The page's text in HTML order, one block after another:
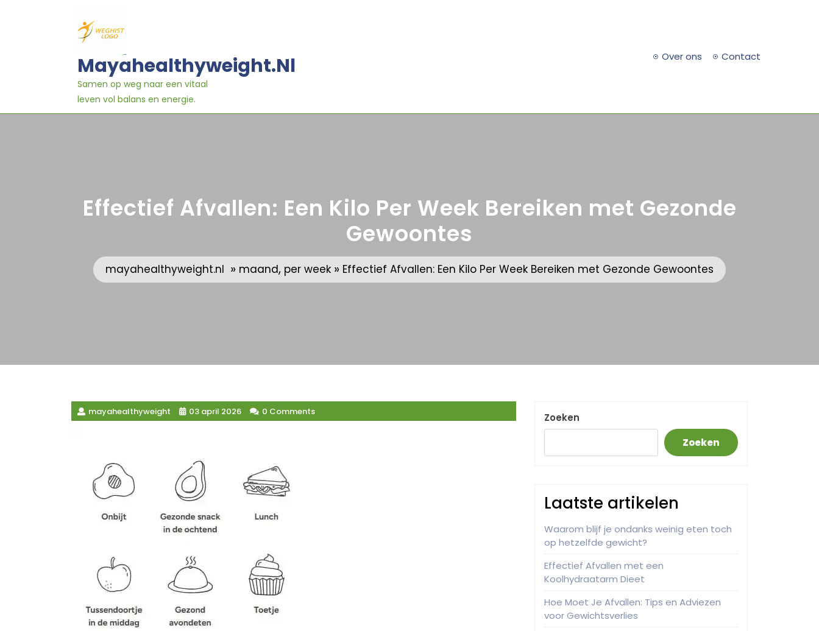
Mayahealthyweight.nl
Samen op weg naar een vitaal
leven vol balans en energie.
Over ons Contact
Effectief Afvallen: Een Kilo Per Week Bereiken met Gezonde
Gewoontes
mayahealthyweight.nl » maand, per week » Effectief Afvallen: Een Kilo Per Week Bereiken met Gezonde Gewoontes
mayahealthyweight 03 april 2026 0 Comments
Zoeken
Zoeken
Laatste artikelen
Waarom blijf je ondanks weinig eten toch
op hetzelfde gewicht?
Effectief Afvallen met een
Koolhydraatarm Dieet
Hoe Moet Je Afvallen: Tips en Adviezen
voor Gewichtsverlies